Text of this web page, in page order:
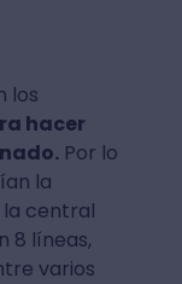
los
hacer
Por lo
la
central
8 líneas,
varios